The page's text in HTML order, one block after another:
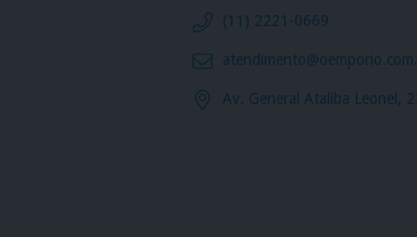
(11) 2221-0669
Av. General Ataliba Leonel,